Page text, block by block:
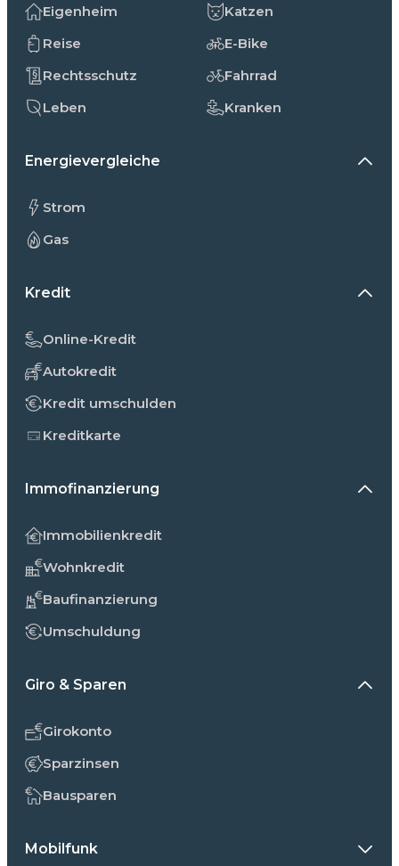
Eigenheim
Reise
Rechtsschutz
Leben
Katzen
E-Bike
Fahrrad
Kranken
Energievergleiche
Strom
Gas
Kredit
Online-Kredit
Autokredit
Kredit umschulden
Kreditkarte
Immofinanzierung
Immobilienkredit
Wohnkredit
Baufinanzierung
Umschuldung
Giro & Sparen
Girokonto
Sparzinsen
Bausparen
Mobilfunk